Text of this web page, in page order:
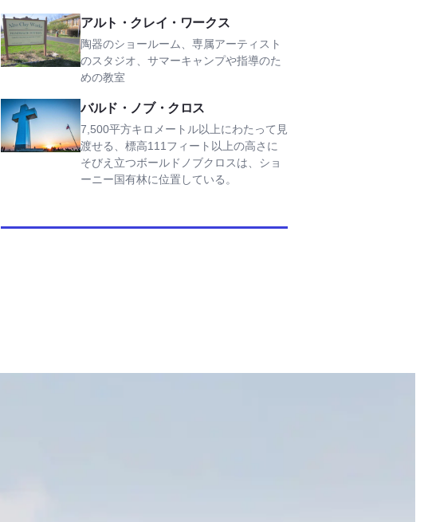
アルト・クレイ・ワークス
陶器のショールーム、専属アーティスト
のスタジオ、サマーキャンプや指導のた
めの教室
アルト・クレイ・ワークスを見る
バルド・ノブ・クロス
7,500平方キロメートル以上にわたって見
渡せる、標高111フィート以上の高さに
そびえ立つボールドノブクロスは、ショ
ーニー国有林に位置している。
バルド・ノブ・クロスを見る